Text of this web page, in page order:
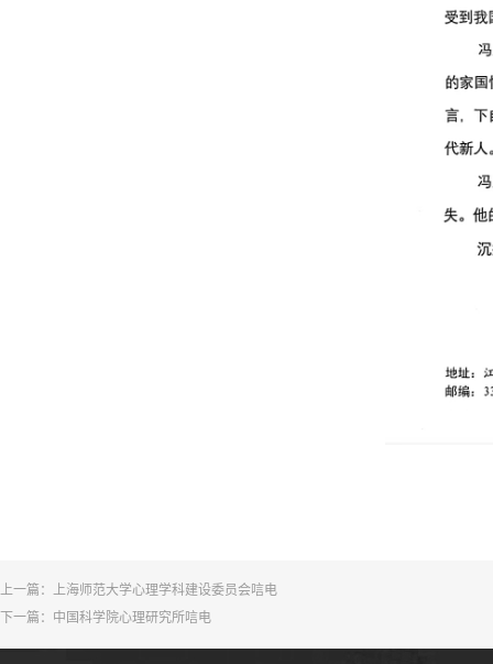
上一篇： 上海师范大学心理学科建设委员会唁电
下一篇： 中国科学院心理研究所唁电